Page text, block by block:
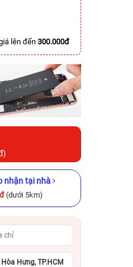
-4.000.000đ
lên đến 300.000đ
nhận tại nhà
(dưới 5km)
Hưng, TP.HCM